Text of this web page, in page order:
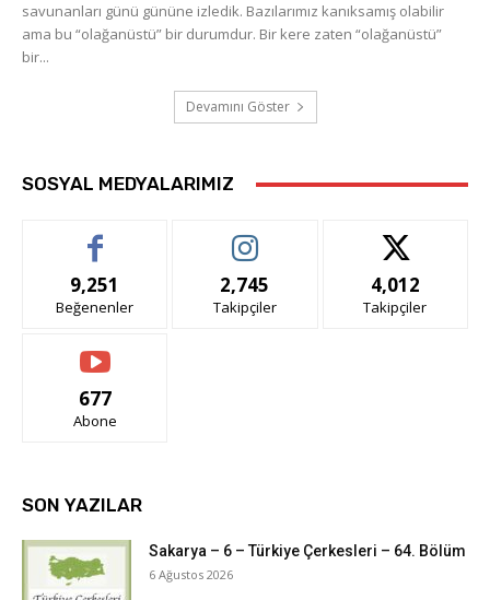
savunanları günü gününe izledik. Bazılarımız kanıksamış olabilir
ama bu “olağanüstü” bir durumdur. Bir kere zaten “olağanüstü”
bir...
Devamını Göster
SOSYAL MEDYALARIMIZ
9,251
Beğenenler
2,745
Takipçiler
4,012
Takipçiler
677
Abone
SON YAZILAR
Sakarya – 6 – Türkiye Çerkesleri – 64. Bölüm
6 Ağustos 2026